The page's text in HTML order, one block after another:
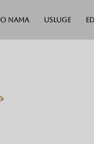
O nama Usluge